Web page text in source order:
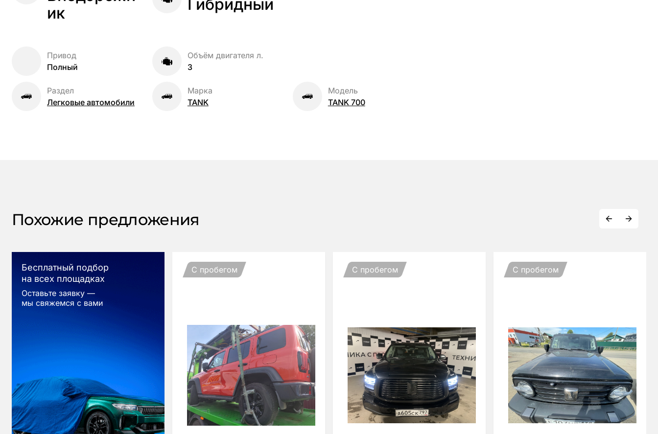
ик
Гибридный
Привод
Полный
Объём двигателя л.
3
Раздел
Легковые автомобили
Марка
TANK
Модель
TANK 700
Похожие предложения
Бесплатный подбор
на всех площадках
Оставьте заявку —
мы свяжемся с вами
С пробегом С пробегом С пробегом